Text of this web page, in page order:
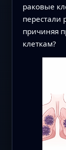
раковые
перестали
причиняя
клеткам?